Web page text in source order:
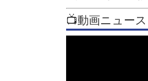
📺動画ニュース